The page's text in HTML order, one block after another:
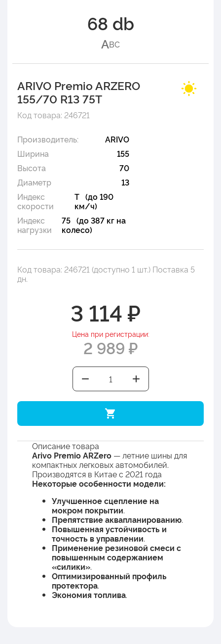
68 db
ABC
ARIVO Premio ARZERO
155/70 R13 75T
Код товара: 246721
Производитель:
ARIVO
Ширина
155
Высота
70
Диаметр
13
Индекс
скорости
T (до 190
км/ч)
Индекс
нагрузки
75 (до 387 кг на
колесо)
Код товара: 246721 (доступно 1 шт.) Поставка 5
дн.
3 114 ₽
Цена при регистрации:
2 989 ₽
Описание товара
Arivo Premio ARZero — летние шины для
компактных легковых автомобилей.
Производятся в Китае с 2021 года
Некоторые особенности модели:
Улучшенное сцепление на
мокром покрытии.
Препятствие аквапланированию.
Повышенная устойчивость и
точность в управлении.
Применение резиновой смеси с
повышенным содержанием
«силики».
Оптимизированный профиль
протектора.
Экономия топлива.